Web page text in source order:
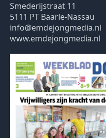
Smederijstraat 11
5111 PT Baarle-Nassau
info@emdejongmedia.nl
www.emdejongmedia.nl